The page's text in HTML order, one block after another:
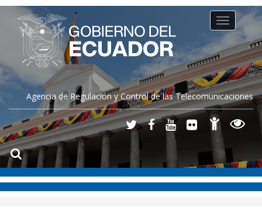
Agencia de Regulación y Control de las Telecomunicaciones
Toggle
navigation